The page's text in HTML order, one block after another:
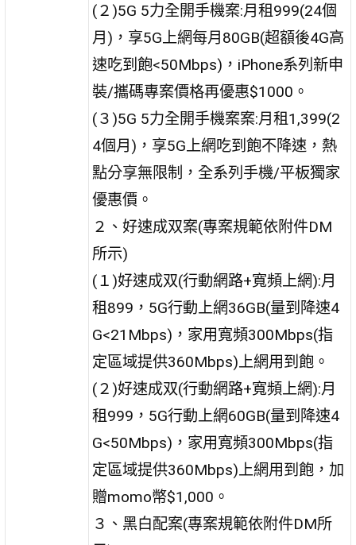
(２)5G 5力全開手機案:月租999(24個
月)，享5G上網每月80GB(超額後4G高
速吃到飽<50Mbps)，iPhone系列新申
裝/攜碼專案價格再優惠$1000。
(３)5G 5力全開手機案案:月租1,399(2
4個月)，享5G上網吃到飽不降速，熱
點分享無限制，全系列手機/平板獨家
優惠價。
２、好速成双案(專案規範依附件DM
所示)
(１)好速成双(行動網路+寬頻上網):月
租899，5G行動上網36GB(量到降速4
G<21Mbps)，家用寬頻300Mbps(指
定區域提供360Mbps)上網用到飽。
(２)好速成双(行動網路+寬頻上網):月
租999，5G行動上網60GB(量到降速4
G<50Mbps)，家用寬頻300Mbps(指
定區域提供360Mbps)上網用到飽，加
贈momo幣$1,000。
３、黑白配案(專案規範依附件DM所